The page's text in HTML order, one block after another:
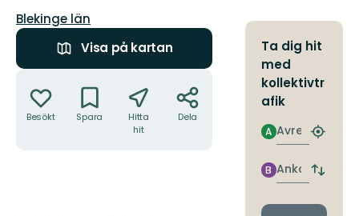
Län:
Blekinge län
Visa på kartan
Besökt Spara
Hitta
hit
Dela
Ta dig hit
med
kollektivtr
afik
Avresa
A
Hitta
Ankomst
B
Byt
och